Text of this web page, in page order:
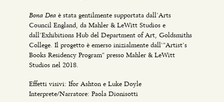
Bona Dea è stata gentilmente supportata dall’Arts
Council England, da Mahler & LeWitt Studios e
dall’Exhibitions Hub del Department of Art, Goldsmiths
College. Il progetto è emerso inizialmente dall'”Artist’s
Books Residency Program” presso Mahler & LeWitt
Studios nel 2018.
Effetti visivi: Ifor Ashton e Luke Doyle
Interprete/Narratore: Paola Dionisotti